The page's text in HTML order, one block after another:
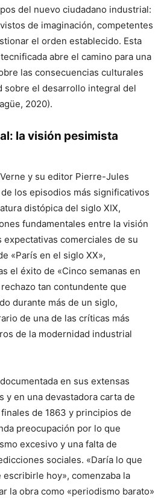
del nuevo ciudadano industrial:
de imaginación, competentes
el orden establecido. Esta
abre el camino para una
las consecuencias culturales
sobre el desarrollo integral del
2020).
la visión pesimista
y su editor Pierre-Jules
los episodios más significativos
distópica del siglo XIX,
fundamentales entre la visión
comerciales de su
«París en el siglo XX»,
el éxito de «Cinco semanas en
tan contundente que
durante más de un siglo,
de una de las críticas más
de la modernidad industrial
en sus extensas
y en una devastadora carta de
de 1863 y principios de
preocupación por lo que
excesivo y una falta de
sociales. «Daría lo que
hoy», comenzaba la
la obra como «periodismo barato»